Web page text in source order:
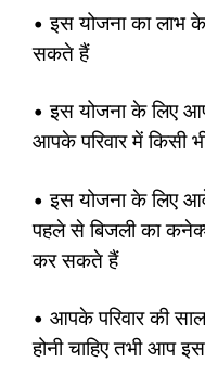
• इस योजना का लाभ
सकते हैं
• इस योजना के लिए
आपके परिवार में किसी
• इस योजना के लिए
पहले से बिजली का
कर सकते हैं
• आपके परिवार की
होनी चाहिए तभी आप